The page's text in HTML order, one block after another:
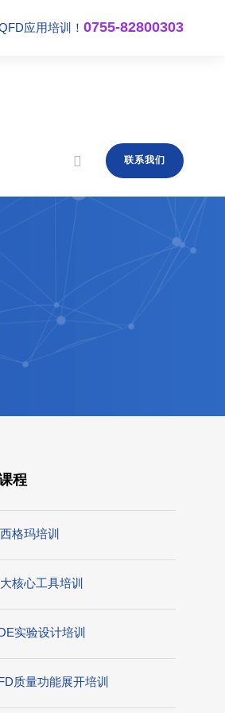
应用培训！ 0755-82800303
联系我们
程
格玛培训
核心工具培训
实验设计培训
质量功能展开培训